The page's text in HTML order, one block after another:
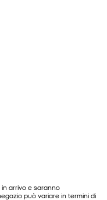
arrivo e saranno
può variare in termini di